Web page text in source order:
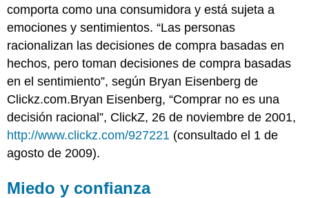
comporta como una consumidora y está sujeta a
emociones y sentimientos. “Las personas
racionalizan las decisiones de compra basadas en
hechos, pero toman decisiones de compra basadas
en el sentimiento”, según Bryan Eisenberg de
Clickz.com.Bryan Eisenberg, “Comprar no es una
decisión racional”, ClickZ, 26 de noviembre de 2001,
http://www.clickz.com/927221 (consultado el 1 de
agosto de 2009).
Miedo y confianza